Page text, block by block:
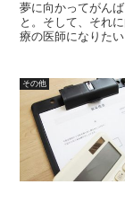
夢に向かってがん
と。そして、それ
療の医師になりた
その他